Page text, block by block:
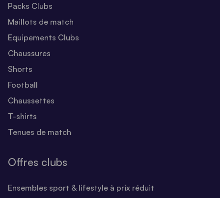
Packs Clubs
Maillots de match
Equipements Clubs
Chaussures
Shorts
Football
Chaussettes
T-shirts
Tenues de match
Offres clubs
Ensembles sport & lifestyle à prix réduit